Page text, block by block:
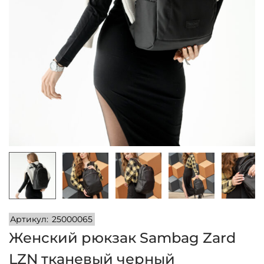
и
и
м
о
м
Артикул: 25000065
Женский рюкзак Sambag Zard
LZN тканевый черный